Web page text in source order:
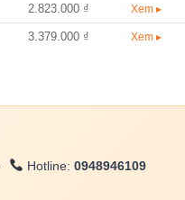
2.823.000 ₫ Xem ▸
3.379.000 ₫ Xem ▸
Hotline: 0948946109